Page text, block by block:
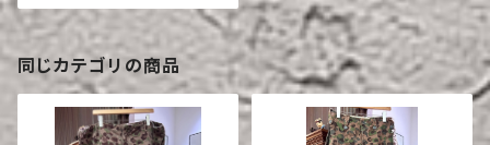
同じカテゴリの商品